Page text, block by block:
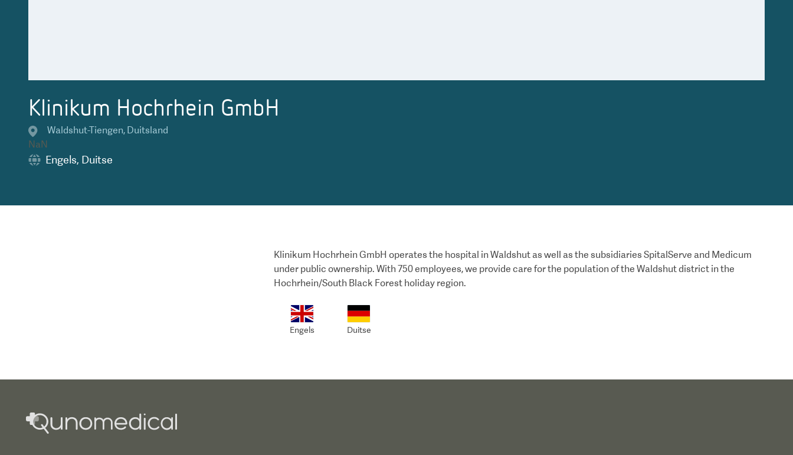
Klinikum Hochrhein GmbH
Waldshut-Tiengen, Duitsland
NaN
Engels, Duitse
Klinikum Hochrhein GmbH operates the hospital in Waldshut as well as the subsidiaries SpitalServe and Medicum
under public ownership. With 750 employees, we provide care for the population of the Waldshut district in the
Hochrhein/South Black Forest holiday region.
Engels Duitse